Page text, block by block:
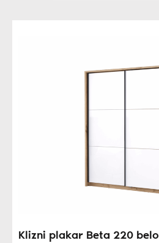
Klizni plakar Beta 220 belo